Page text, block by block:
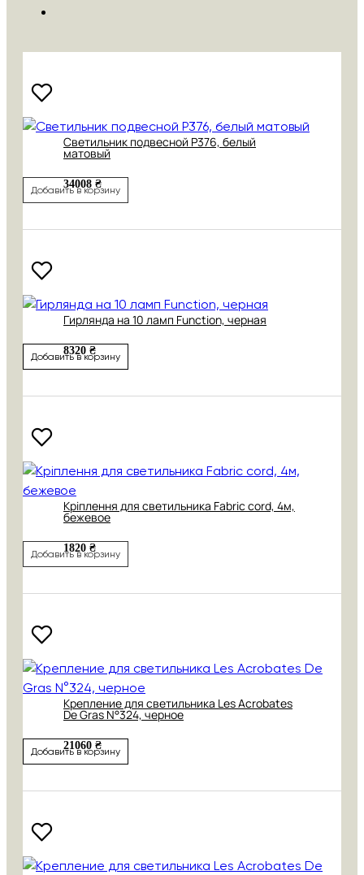
Cветильник подвесной P376, белый
матовый
34008 ₴
Добавить в корзину
Гирлянда на 10 ламп Function, черная
8320 ₴
Добавить в корзину
Кріплення для светильника Fabric cord, 4м,
бежевое
1820 ₴
Добавить в корзину
Крепление для светильника Les Acrobates
De Gras N°324, черное
21060 ₴
Добавить в корзину